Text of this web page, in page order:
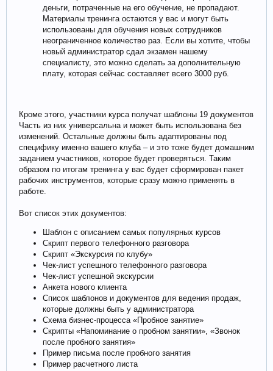
деньги, потраченные на его обучение, не пропадают.
Материалы тренинга остаются у вас и могут быть
использованы для обучения новых сотрудников
неограниченное количество раз. Если вы хотите, чтобы
новый администратор сдал экзамен нашему
специалисту, это можно сделать за дополнительную
плату, которая сейчас составляет всего 3000 руб.
Кроме этого, участники курса получат шаблоны 19 документов
Часть из них универсальна и может быть использована без
изменений. Остальные должны быть адаптированы под
специфику именно вашего клуба – и это тоже будет домашним
заданием участников, которое будет проверяться. Таким
образом по итогам тренинга у вас будет сформирован пакет
рабочих инструментов, которые сразу можно применять в
работе.
Вот список этих документов:
Шаблон с описанием самых популярных курсов
Скрипт первого телефонного разговора
Скрипт «Экскурсия по клубу»
Чек-лист успешного телефонного разговора
Чек-лист успешной экскурсии
Анкета нового клиента
Список шаблонов и документов для ведения продаж,
которые должны быть у администратора
Схема бизнес-процесса «Пробное занятие»
Скрипты «Напоминание о пробном занятии», «Звонок
после пробного занятия»
Пример письма после пробного занятия
Пример расчетного листа